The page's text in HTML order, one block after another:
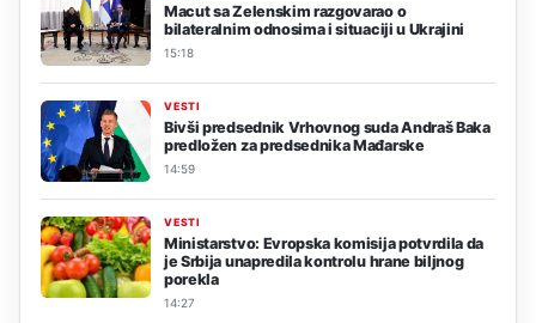
Macut sa Zelenskim razgovarao o
bilateralnim odnosima i situaciji u Ukrajini
15:18
VESTI
Bivši predsednik Vrhovnog suda Andraš Baka
predložen za predsednika Mađarske
14:59
VESTI
Ministarstvo: Evropska komisija potvrdila da
je Srbija unapredila kontrolu hrane biljnog
porekla
14:27